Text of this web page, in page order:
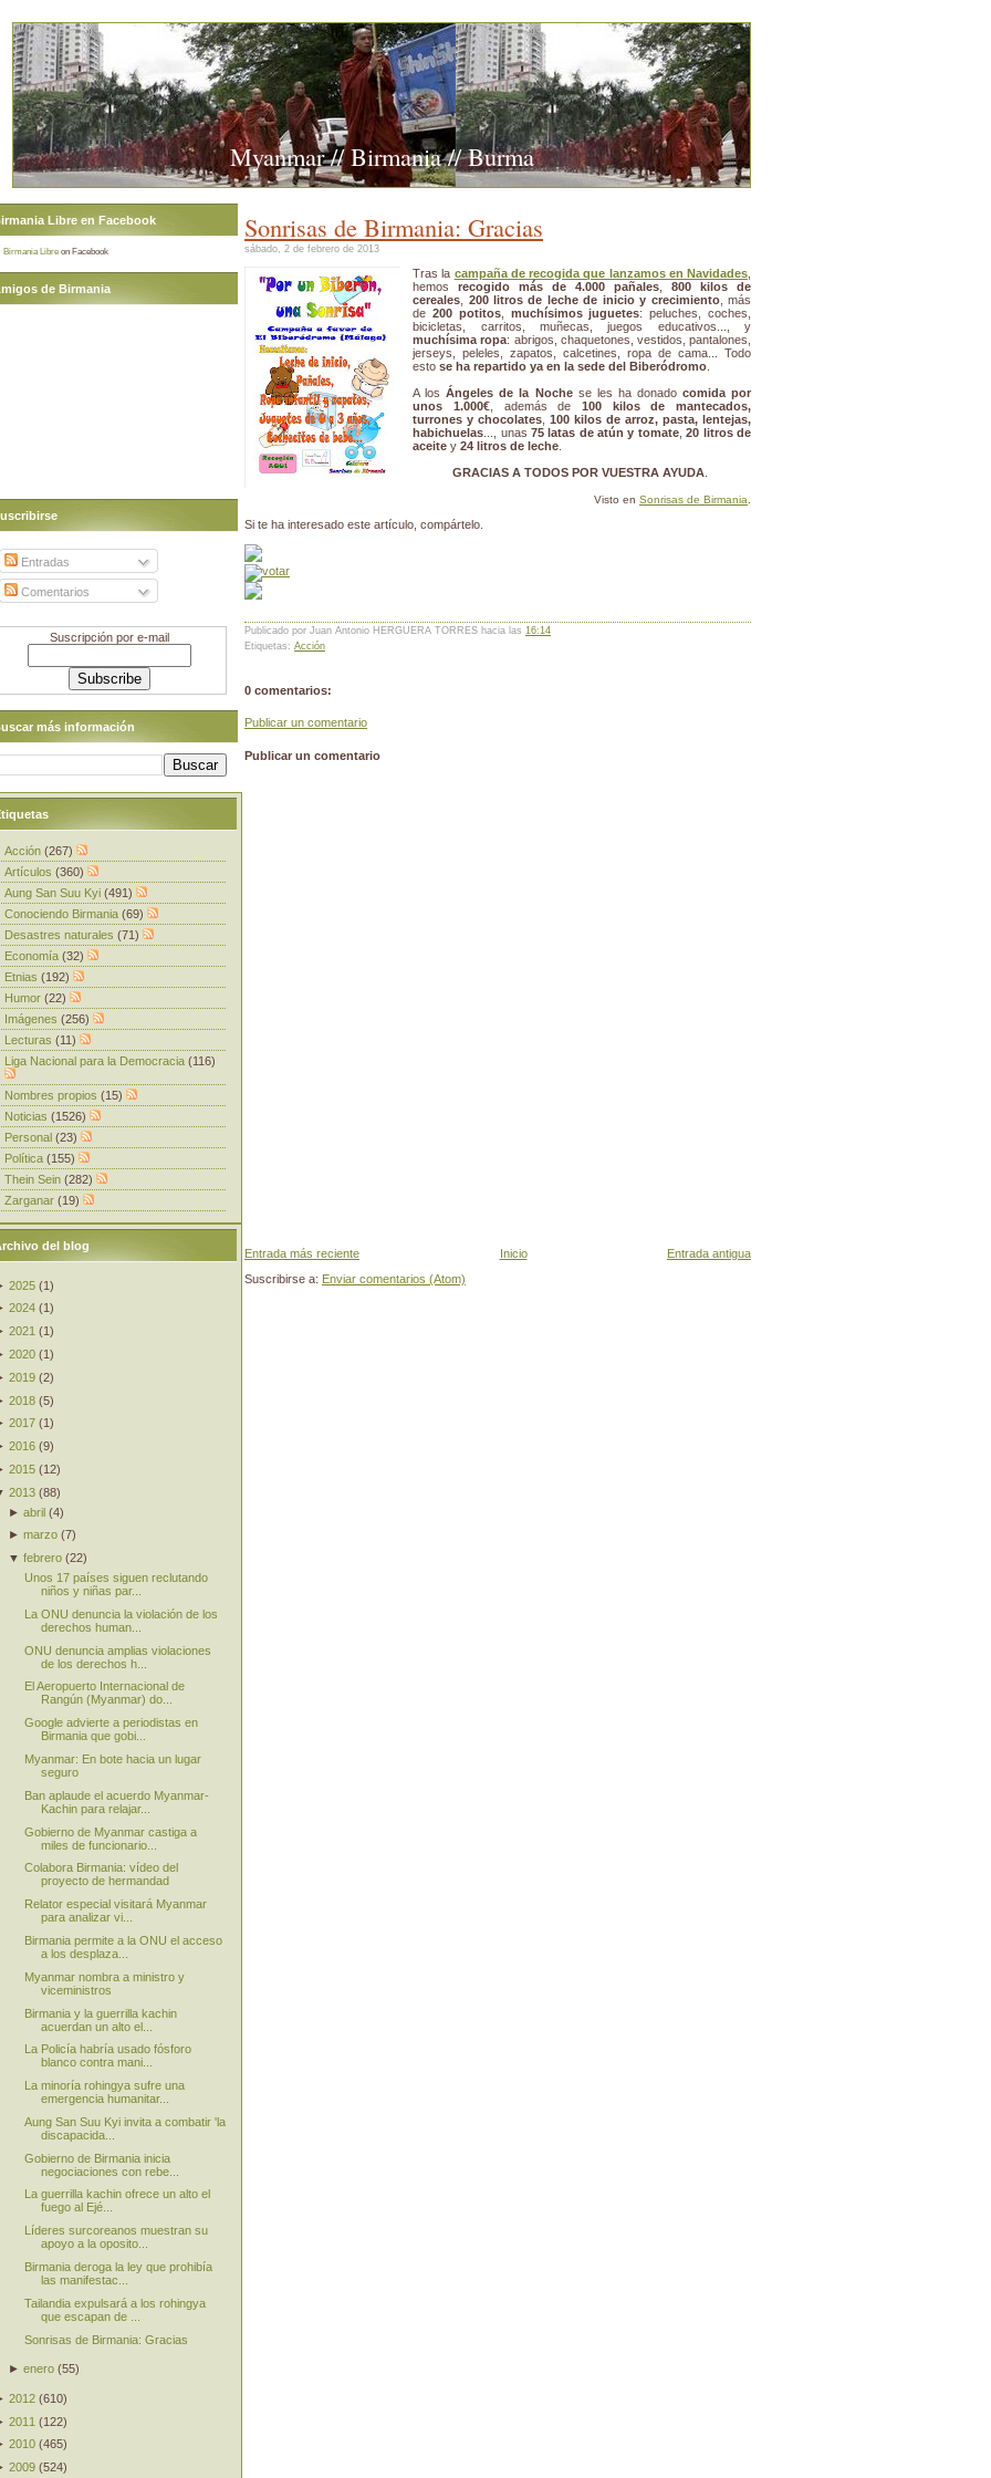
Myanmar // Birmania // Burma
Sonrisas de Birmania: Gracias
sábado, 2 de febrero de 2013
Tras la campaña de recogida que lanzamos en Navidades
hemosrecogido más de 4.000 pañales ,800 kilos de
cereales
200 litros de leche de inicio y crecimiento, más
de 200 potitos, muchísimos juguetes: peluches, coches,
bicicletas, carritos, muñecas, juegos educativos..., y
muchísima ropa: abrigos, chaquetones, vestidos, pantalones,
jerseys, peleles, zapatos, calcetines, ropa de cama... Todo
estose ha repartido ya en la sede del Biberódromo
A losÁngeles de la Nochese les ha donado comida por
unos 1.000€, además de 100 kilos de mantecados,
turrones y chocolates ,100 kilos de arroz, pasta, lentejas,
habichuelas ..., unas 75 latas de atún y tomate,20 litros de
aceite y24 litros de leche
GRACIAS A TODOS POR VUESTRA AYUDA
Visto en Sonrisas de Birmania
Si te ha interesado este artículo, compártelo.
Publicado por Juan Antonio HERGUERA TORRES hacia las 16:14
Etiquetas: Acción
0 comentarios:
Publicar un comentario
Publicar un comentario
Entrada más reciente Entrada antigua
Inicio
Suscribirse a: Enviar comentarios (Atom)
Libre en Facebook
Birmania Libre on Facebook
de Birmania
Entradas
Comentarios
Suscripción por e-mail
más información
Acción (267)
Artículos (360)
Aung San Suu Kyi (491)
Conociendo Birmania (69)
Desastres naturales (71)
Economía (32)
Etnias (192)
Humor (22)
Imágenes (256)
Lecturas (11)
Liga Nacional para la Democracia (116)
Nombres propios (15)
Noticias (1526)
Personal (23)
Política (155)
Thein Sein (282)
Zarganar (19)
del blog
2025 (1)
2024 (1 )
2021 (1)
2020 (1)
2019 (2)
2018 (5)
2017 (1 )
2016 (9)
2015 (12)
2013 (88)
►abril (4)
►marzo (7)
▼febrero (22)
Unos 17 países siguen reclutando
niños y niñas par...
La ONU denuncia la violación de los
derechos human...
ONU denuncia amplias violaciones
de los derechos h...
El Aeropuerto Internacional de
Rangún (Myanmar) do...
Google advierte a periodistas en
Birmania que gobi...
Myanmar: En bote hacia un lugar
seguro
Ban aplaude el acuerdo Myanmar-
Kachin para relajar...
Gobierno de Myanmar castiga a
miles de funcionario...
Colabora Birmania: vídeo del
proyecto de hermandad
Relator especial visitará Myanmar
para analizar vi...
Birmania permite a la ONU el acceso
a los desplaza...
Myanmar nombra a ministro y
viceministros
Birmania y la guerrilla kachin
acuerdan un alto el...
La Policía habría usado fósforo
blanco contra mani...
La minoría rohingya sufre una
emergencia humanitar...
Aung San Suu Kyi invita a combatir 'la
discapacida...
Gobierno de Birmania inicia
negociaciones con rebe...
La guerrilla kachin ofrece un alto el
fuego al Ejé...
Líderes surcoreanos muestran su
apoyo a la oposito...
Birmania deroga la ley que prohibía
las manifestac...
Tailandia expulsará a los rohingya
que escapan de ...
Sonrisas de Birmania: Gracias
►enero (55)
2012 (610)
2011 (122)
2010 (465)
2009 (524)